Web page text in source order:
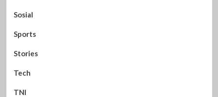
Sosial
Sports
Stories
Tech
TNI